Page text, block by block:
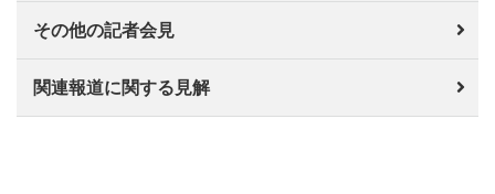
その他の記者会見
関連報道に関する見解